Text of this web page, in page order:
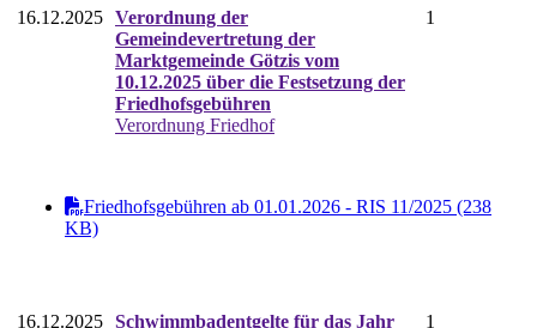
16.12.2025 Verordnung der
Gemeindevertretung der
Marktgemeinde Götzis vom
10.12.2025 über die Festsetzung der
Friedhofsgebühren
Verordnung Friedhof
1
Friedhofsgebühren ab 01.01.2026 - RIS 11/2025 (238
KB)
16.12.2025 Schwimmbadentgelte für das Jahr
1